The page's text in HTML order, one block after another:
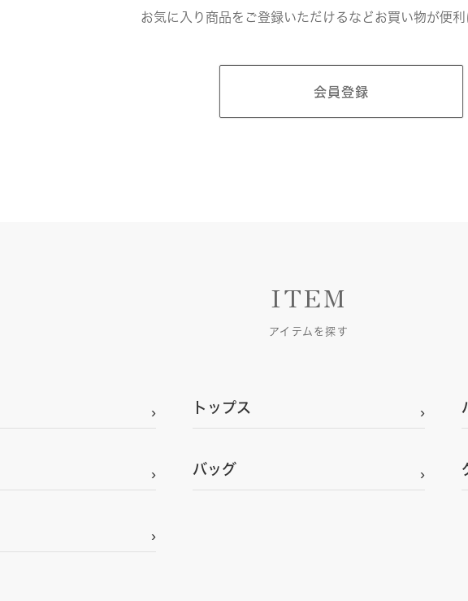
お気に入り商品をご登録いただけるなどお買い物が便
会員登録
ITEM
アイテムを探す
トップス
バッグ